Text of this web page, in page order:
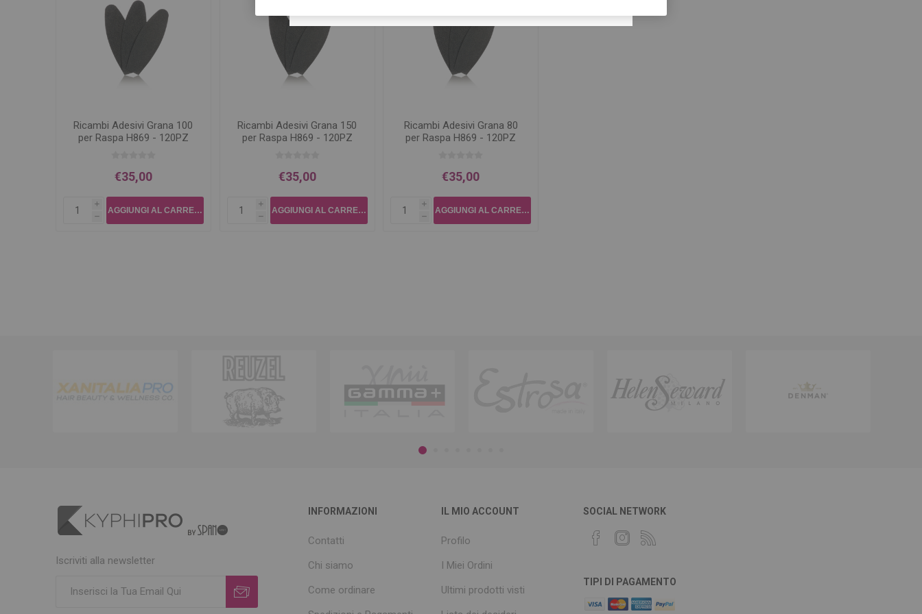
Ricambi Adesivi Grana 100
per Raspa H869 - 120PZ
€35,00
i
h
Ricambi Adesivi Grana 150
per Raspa H869 - 120PZ
€35,00
i
h
Ricambi Adesivi Grana 80
per Raspa H869 - 120PZ
€35,00
i
h
Iscriviti alla newsletter
INFORMAZIONI
Contatti
Chi siamo
Come ordinare
IL MIO ACCOUNT
Profilo
I Miei Ordini
Ultimi prodotti visti
SOCIAL NETWORK
TIPI DI PAGAMENTO